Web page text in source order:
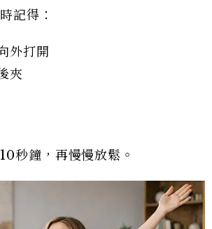
記得：
外打開
夾
秒鐘，再慢慢放鬆。